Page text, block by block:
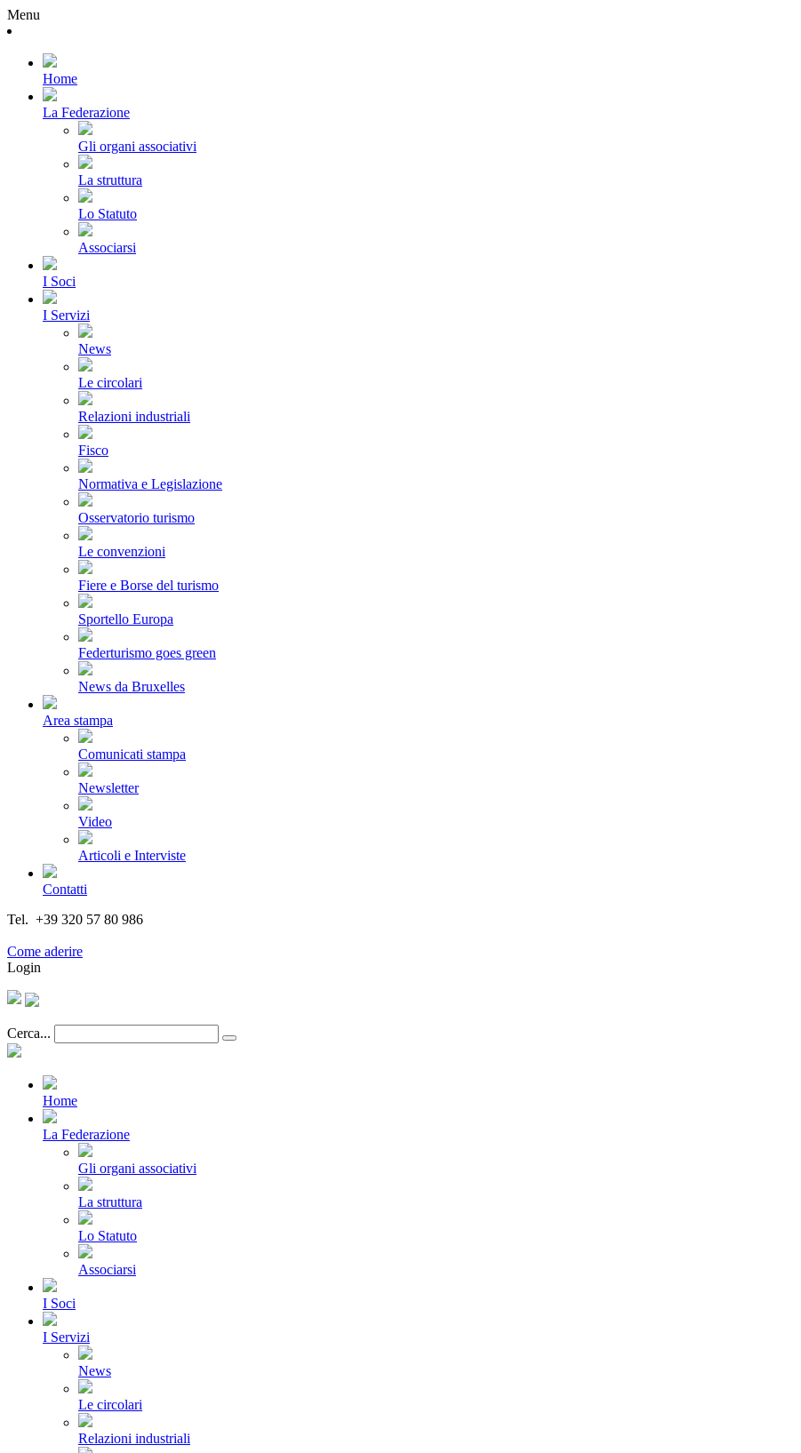
Menu
Home
La Federazione
Gli organi associativi
La struttura
Lo Statuto
Associarsi
I Soci
I Servizi
News
Le circolari
Relazioni industriali
Fisco
Normativa e Legislazione
Osservatorio turismo
Le convenzioni
Fiere e Borse del turismo
Sportello Europa
Federturismo goes green
News da Bruxelles
Area stampa
Comunicati stampa
Newsletter
Video
Articoli e Interviste
Contatti
Tel. +39 320 57 80 986
Come aderire
Login
Cerca...
Home
La Federazione
Gli organi associativi
La struttura
Lo Statuto
Associarsi
I Soci
I Servizi
News
Le circolari
Relazioni industriali